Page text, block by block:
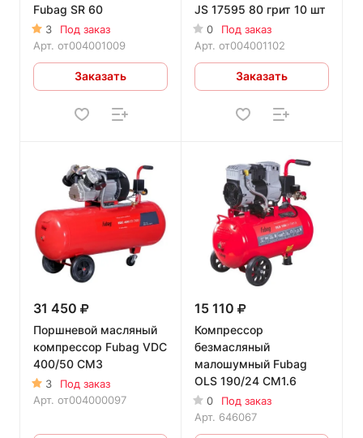
Fubag SR 60
3
Под заказ
Арт. от004001009
Заказать
JS 17595 80 грит 10 шт
0
Под заказ
Арт. от004001102
Заказать
31 450
Поршневой масляный
компрессор Fubag VDС
400/50 CM3
3
Под заказ
Арт. от004000097
15 110
Компрессор
безмасляный
малошумный Fubag
OLS 190/24 CM1.6
0
Под заказ
Арт. 646067